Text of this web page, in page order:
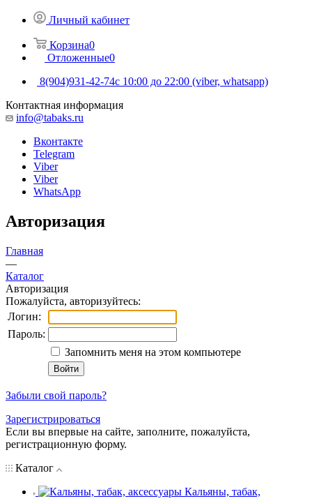
Личный кабинет
Корзина0
Отложенные0
8(904)931-42-74с 10:00 до 22:00 (viber, whatsapp)
Контактная информация
info@tabaks.ru
Вконтакте
Telegram
Viber
Viber
WhatsApp
Авторизация
Главная
—
Каталог
Авторизация
Пожалуйста, авторизуйтесь:
Логин:
Пароль:
Запомнить меня на этом компьютере
Забыли свой пароль?
Зарегистрироваться
Если вы впервые на сайте, заполните, пожалуйста,
регистрационную форму.
Каталог
Кальяны, табак,